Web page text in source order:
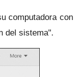
computadora con
del sistema".